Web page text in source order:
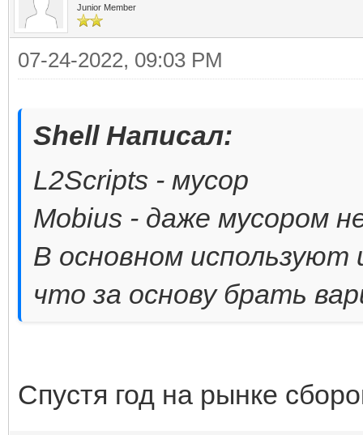
Junior Member
07-24-2022, 09:03 PM
Shell Написал:
L2Scripts - мусор
Mobius - даже мусором
В основном
что за основу брать
Спустя год на рынке